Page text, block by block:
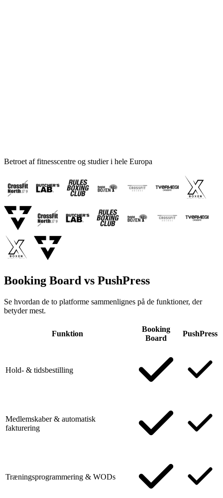
Betroet af fitnesscentre og studier i hele Europa
Booking Board vs PushPress
Se hvordan de to platforme sammenlignes på de funktioner, der
betyder mest.
Funktion
Booking
Board
PushPress
Hold- & tidsbestilling
Medlemskaber & automatisk
fakturering
Træningsprogrammering & WODs